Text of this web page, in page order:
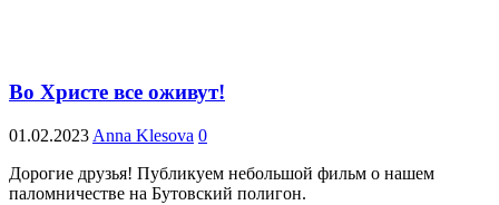
Во Христе все оживут!
01.02.2023 Anna Klesova 0
Дорогие друзья! Публикуем небольшой фильм о нашем
паломничестве на Бутовский полигон.